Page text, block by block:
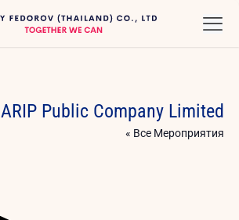
ARIP Public Company Limited
« Все Мероприятия